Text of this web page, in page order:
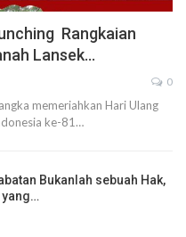
Rangkaian
Lansek…
0
memeriahkan Hari Ulang
ke-81…
Bukanlah sebuah Hak,
yang…